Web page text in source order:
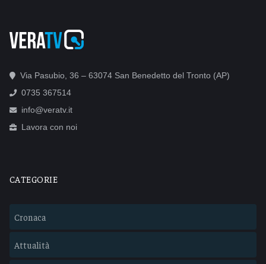
Via Pasubio, 36 – 63074 San Benedetto del Tronto (AP)
0735 367514
info@veratv.it
Lavora con noi
CATEGORIE
Cronaca
Attualità